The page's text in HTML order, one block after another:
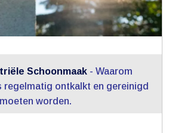
Schoonmaak- Waarom
regelmatig ontkalkt en gereinigd
moeten worden.​